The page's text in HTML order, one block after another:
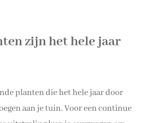
zijn het hele jaar
planten die het hele jaar door
aan je tuin. Voor een continue